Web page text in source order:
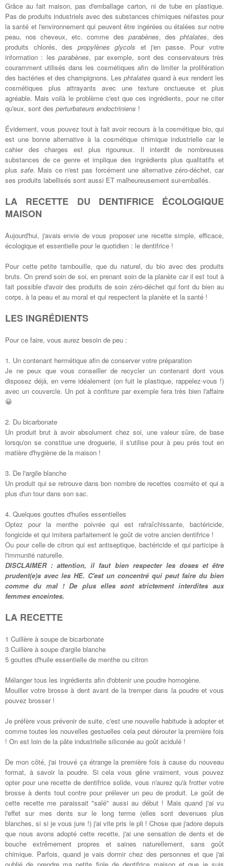
Grâce au fait maison, pas d'emballage carton, ni de tube en plastique.
Pas de produits industriels avec des substances chimiques néfastes pour
la santé et l'environnement qui peuvent être ingérées ou étalées sur notre
peau, nos cheveux, etc. comme des parabènes, des phtalates, des
produits chlorés, des propylènes glycols et j'en passe. Pour votre
information : lesparabènes, par exemple, sont des conservateurs très
couramment utilisés dans les cosmétiques afin de limiter la prolifération
des bactéries et des champignons. Les phtalates quand à eux rendent les
cosmétiques plus attrayants avec une texture onctueuse et plus
agréable. Mais voilà le problème c'est que ces ingrédients, pour ne citer
qu'eux, sont des perturbateurs endoctriniens !
Évidement, vous pouvez tout à fait avoir recours à la cosmétique bio, qui
est une bonne alternative à la cosmétique chimique industrielle car le
cahier des charges est plus rigoureux. Il interdit de nombreuses
substances de ce genre et implique des ingrédients plus qualitatifs et
plus safe. Mais ce n'est pas forcément une alternative zéro-déchet, car
ses produits labellisés sont aussi ET malheureusement sur-emballés.
LA RECETTE DU DENTIFRICE ÉCOLOGIQUE
MAISON
Aujourd'hui, j'avais envie de vous proposer une recette simple, efficace,
écologique et essentielle pour le quotidien : le dentifrice !
Pour cette petite tambouille, que du naturel, du bio avec des produits
bruts. On prend soin de soi, en prenant soin de la planète car il est tout à
fait possible d'avoir des produits de soin zéro-déchet qui font du bien au
corps, à la peau et au moral et qui respectent la planète et la santé !
LES INGRÉDIENTS
Pour ce faire, vous aurez besoin de peu :
1. Un contenant hermétique afin de conserver votre préparation
Je ne peux que vous conseiller de recycler un contenant dont vous
disposez déjà, en verre idéalement (on fuit le plastique, rappelez-vous !)
avec un couvercle. Un pot à confiture par exemple fera très bien l'affaire
😀
2. Du bicarbonate
Un produit brut à avoir absolument chez soi, une valeur sûre, de base
lorsqu'on se constitue une droguerie, il s'utilise pour à peu prés tout en
matière d'hygiène de la maison !
3. De l'argile blanche
Un produit qui se retrouve dans bon nombre de recettes cosméto et qui a
plus d'un tour dans son sac.
4. Quelques gouttes d'huiles essentielles
Optez pour la menthe poivrée qui est rafraîchissante, bactéricide,
fongicide et qui imitera parfaitement le goût de votre ancien dentifrice !
Ou pour celle de citron qui est antiseptique, bactéricide et qui participe à
l'immunité naturelle.
DISCLAIMER : attention, il faut bien respecter les doses et être
prudent(e)s avec les HE. C'est un concentré qui peut faire du bien
comme du mal ! De plus elles sont strictement interdites aux
femmes enceintes.
LA RECETTE
1 Cuillère à soupe de bicarbonate
3 Cuillère à soupe d'argile blanche
5 gouttes d'huile essentielle de menthe ou citron
Mélanger tous les ingrédients afin d'obtenir une poudre homogène.
Mouiller votre brosse à dent avant de la tremper dans la poudre et vous
pouvez brosser !
Je préfère vous prévenir de suite, c'est une nouvelle habitude à adopter et
comme toutes les nouvelles gestuelles cela peut dérouter la première fois
! On est loin de la pâte industrielle siliconée au goût acidulé !
De mon côté, j'ai trouvé ça étrange la première fois à cause du nouveau
format, à savoir la poudre. Si cela vous gêne vraiment, vous pouvez
opter pour une recette de dentifrice solide, vous n'aurez qu'à frotter votre
brosse à dents tout contre pour prélever un peu de produit. Le goût de
cette recette me paraissait "salé" aussi au début ! Mais quand j'ai vu
l'effet sur mes dents sur le long terme (elles sont devenues plus
blanches, si si je vous jure !) j'ai vite pris le pli ! Chose que j'adore depuis
que nous avons adopté cette recette, j'ai une sensation de dents et de
bouche extrêmement propres et saines naturellement, sans goût
chimique. Parfois, quand je vais dormir chez des personnes et que j'ai